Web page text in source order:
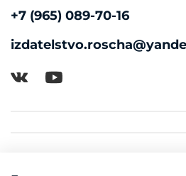
+7 (965) 089-70-16